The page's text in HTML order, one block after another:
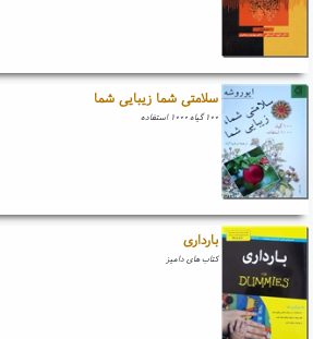
سلامتی شما زیبایی شما
۱۰۰ گیاه ۱۰۰۰ استفاده
بارداری
کتاب های دامیز